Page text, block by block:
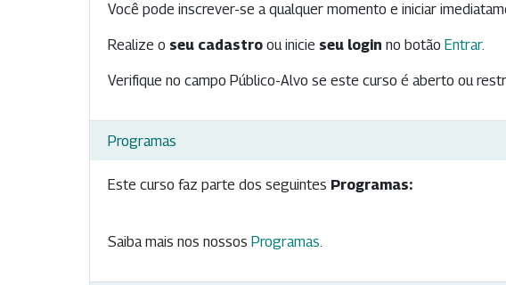
Você pode inscrever-se a qualquer momento e iniciar
Realize o seu cadastro ou inicie seu login no botão Entrar.
Verifique no campo Público-Alvo se este curso é aberto ou
Programas
Este curso faz parte dos seguintes Programas:
Saiba mais nos nossos Programas.